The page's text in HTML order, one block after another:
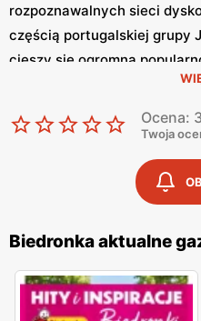
rozpoznawalnych sieci
częścią portugalskiej grupy
cieszy się ogromną
konsumentów, oferując
spożywczych i
cenach. Klienci cenią sobie
promocje oraz doskonałą
Jednym z kluczowych
Biedronka
się regularnie i informuje o
Gazetka promocyjna
prezentuje aktualne
sezonowe wyprzedaże,
Ocena:
Twoja
Biedronka aktualne